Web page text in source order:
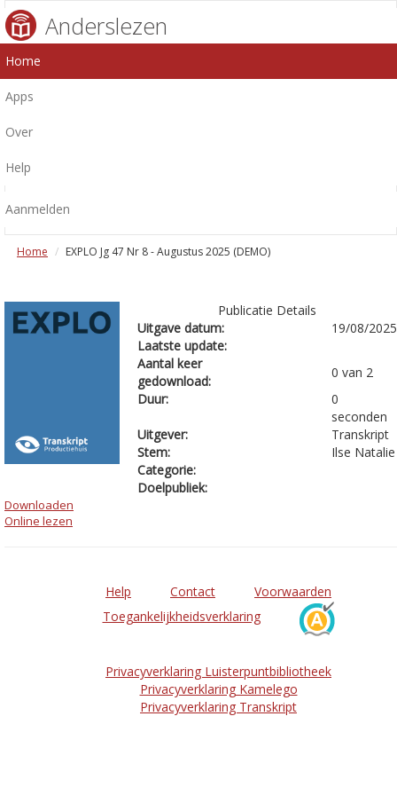
Anderslezen
Home
Apps
Over
Help
Aanmelden
Home EXPLO Jg 47 Nr 8 - Augustus 2025 (DEMO)
Publicatie Details
Uitgave datum:
19/08/2025
Laatste update:
Aantal keer
gedownload:
0 van 2
Duur:
0
seconden
Uitgever:
Transkript
Stem:
Ilse Natalie
Categorie:
Doelpubliek:
Downloaden
Online lezen
Help Contact
Voorwaarden
Toegankelijkheidsverklaring
Privacyverklaring Luisterpuntbibliotheek
Privacyverklaring Kamelego
Privacyverklaring Transkript